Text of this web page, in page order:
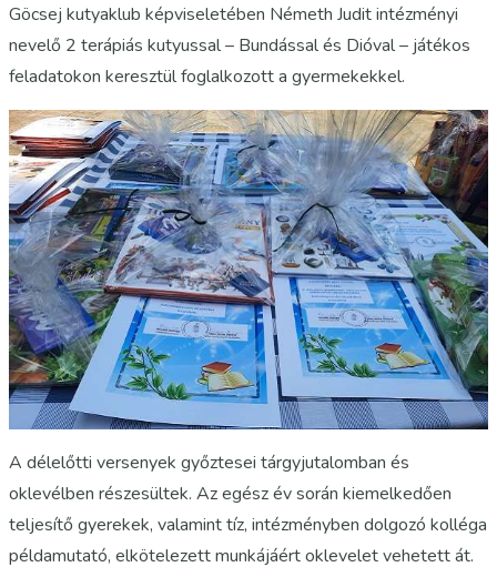
Göcsej kutyaklub képviseletében Németh Judit intézményi
nevelő 2 terápiás kutyussal – Bundással és Dióval – játékos
feladatokon keresztül foglalkozott a gyermekekkel.
A délelőtti versenyek győztesei tárgyjutalomban és
oklevélben részesültek. Az egész év során kiemelkedően
teljesítő gyerekek, valamint tíz, intézményben dolgozó kolléga
példamutató, elkötelezett munkájáért oklevelet vehetett át.